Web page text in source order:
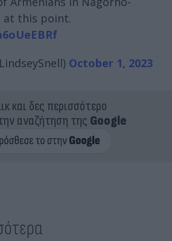
at this point.
October 1, 2023
και δες περισσότερο
αναζήτηση της Google